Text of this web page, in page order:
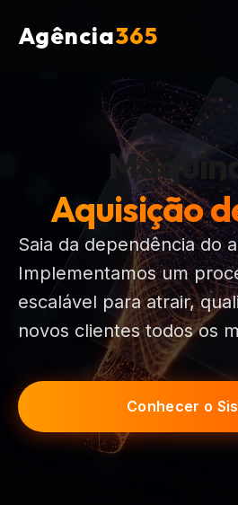
Agência365
Aquisição
Saia da dependência do
Implementamos um
escalável para atrair,
novos clientes todos os
Conhecer o